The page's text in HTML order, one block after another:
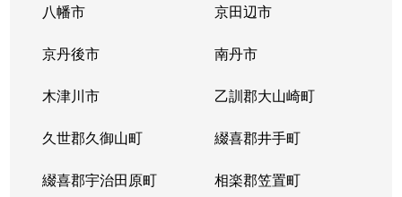
八幡市 京田辺市
京丹後市 南丹市
木津川市 乙訓郡大山崎町
久世郡久御山町 綴喜郡井手町
綴喜郡宇治田原町 相楽郡笠置町